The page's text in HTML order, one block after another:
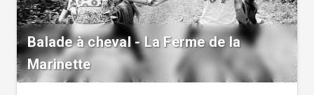
Balade à cheval - La Ferme de la
Marinette